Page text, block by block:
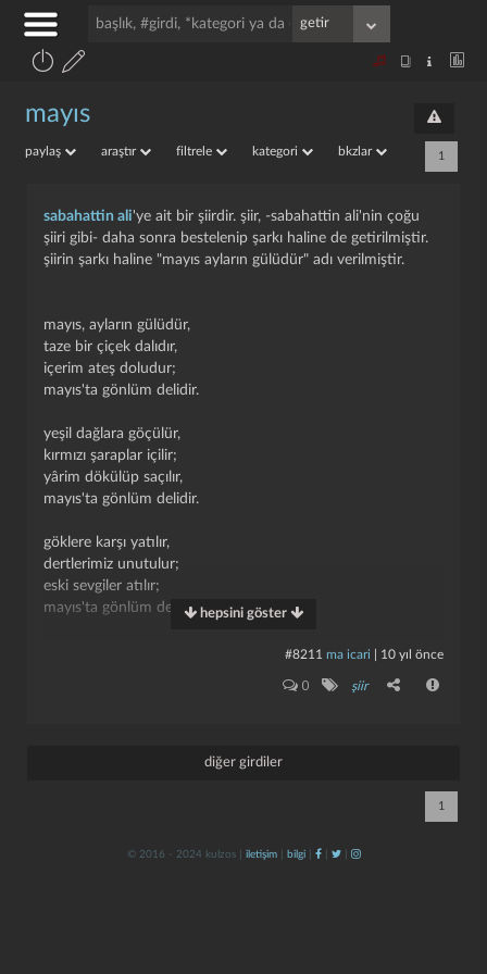
mayıs
paylaş araştır filtrele kategori bkzlar 1
sabahattin ali'ye ait bir şiirdir. şiir, -sabahattin ali'nin çoğu
şiiri gibi- daha sonra bestelenip şarkı haline de getirilmiştir.
şiirin şarkı haline "mayıs ayların gülüdür" adı verilmiştir.
mayıs, ayların gülüdür,
taze bir çiçek dalıdır,
içerim ateş doludur;
mayıs'ta gönlüm delidir.
yeşil dağlara göçülür,
kırmızı şaraplar içilir;
yârim dökülüp saçılır,
mayıs'ta gönlüm delidir.
göklere karşı yatılır,
dertlerimiz unutulur;
eski sevgiler atılır;
mayıs'ta gönlüm delidir. hepsini göster
#8211 ma icari 10 yıl önce
0 şiir
diğer girdiler
1
kapat kaydet
© 2016 - 2024 kulzos | iletişim| bilgi| | |